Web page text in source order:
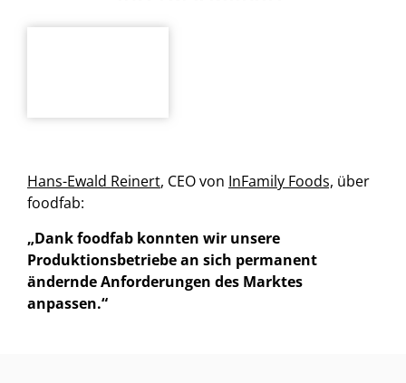
Hans-Ewald Reinert, CEO von InFamily Foods, über
foodfab:
„Dank foodfab konnten wir unsere
Produktionsbetriebe an sich permanent
ändernde Anforderungen des Marktes
anpassen.“